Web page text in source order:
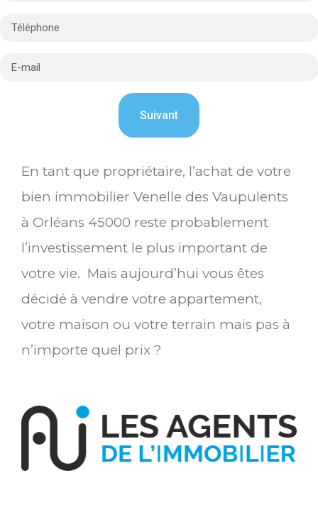
En tant que propriétaire, l’achat de votre
bien immobilier Venelle des Vaupulents
à Orléans 45000 reste probablement
l’investissement le plus important de
votre vie. Mais aujourd’hui vous êtes
décidé à vendre votre appartement,
votre maison ou votre terrain mais pas à
n’importe quel prix ?